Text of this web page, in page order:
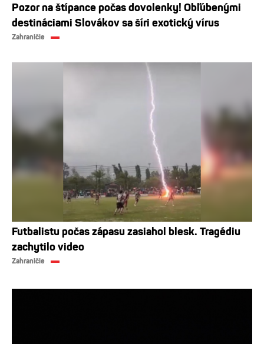
Pozor na štípance počas dovolenky! Obľúbenými
destináciami Slovákov sa šíri exotický vírus
Zahraničie
Futbalistu počas zápasu zasiahol blesk. Tragédiu
zachytilo video
Zahraničie